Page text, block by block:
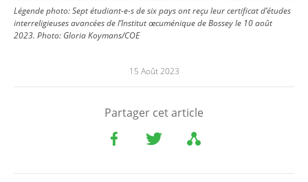
Légende photo: Sept étudiant-e-s de six pays ont reçu leur certificat d’études
interreligieuses avancées de l’Institut œcuménique de Bossey le 10 août
2023. Photo: Gloria Koymans/COE
15 Août 2023
Partager cet article